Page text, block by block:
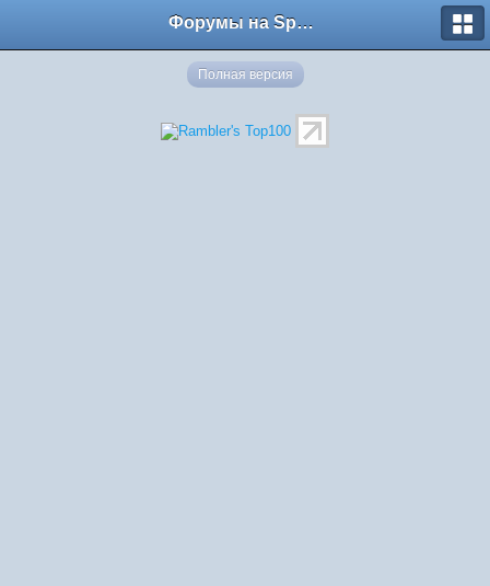
Форумы на Sportbox.ru
Полная версия